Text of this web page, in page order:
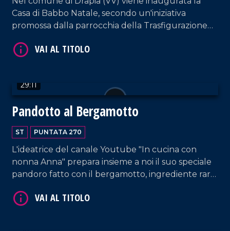
Casa di Babbo Natale, secondo un'iniziativa
promossa dalla parrocchia della Trasfigurazione
nasca sì dalle leggende estere ma soprattutto
29:11
Pandotto al Bergamotto
ST PUNTATA 270
L'ideatrice del canale Youtube "In cucina con
nonna Anna" prepara insieme a noi il suo speciale
pandoro fatto con il bergamotto, ingrediente raro
Maria Loiacono grazie a un albero piantato 25 anni
VAI AL TITOLO
VAI AL TITOLO